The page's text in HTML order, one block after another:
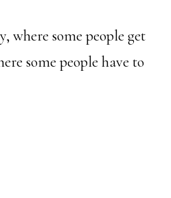
where some people get
some people have to